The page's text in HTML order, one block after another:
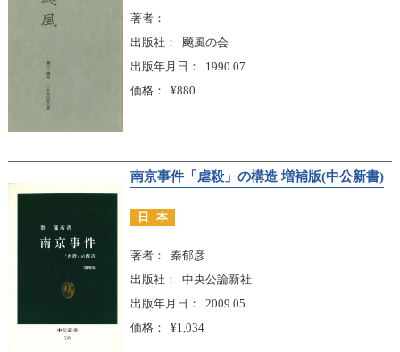
著者
出版社
飇風の会
出版年月日
1990.07
価格
¥880
南京事件「虐殺」の構造 増補版(中公新書)
日本
著者
秦郁彦
出版社
中央公論新社
出版年月日
2009.05
価格
¥1,034